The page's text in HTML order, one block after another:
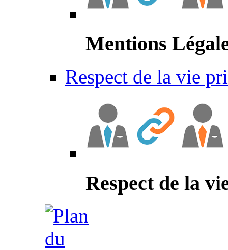
Mentions
Respect de la vie
Respect de la